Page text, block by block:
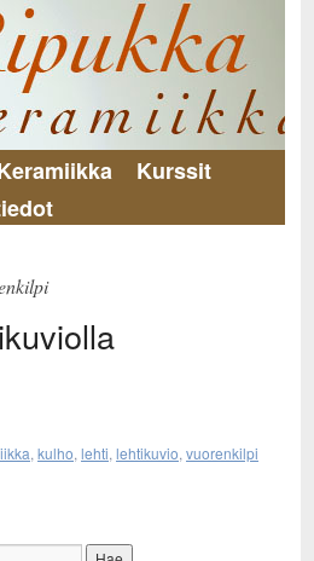
Kurssit
, kulho, lehti, lehtikuvio, vuorenkilpi